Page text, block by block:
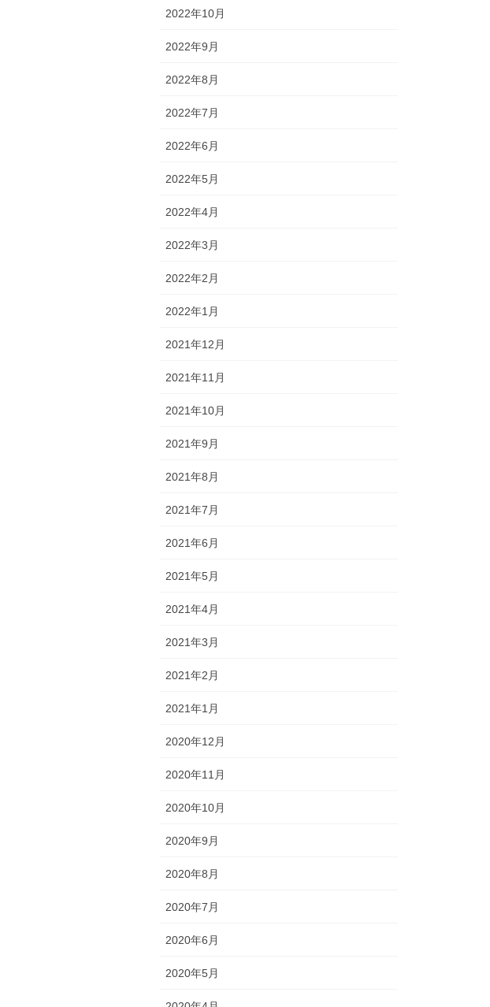
2022年10月
2022年9月
2022年8月
2022年7月
2022年6月
2022年5月
2022年4月
2022年3月
2022年2月
2022年1月
2021年12月
2021年11月
2021年10月
2021年9月
2021年8月
2021年7月
2021年6月
2021年5月
2021年4月
2021年3月
2021年2月
2021年1月
2020年12月
2020年11月
2020年10月
2020年9月
2020年8月
2020年7月
2020年6月
2020年5月